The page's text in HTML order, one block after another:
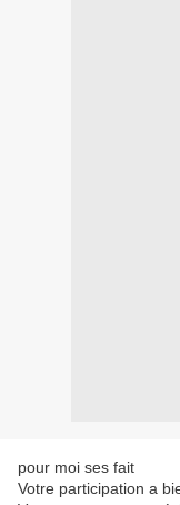
pour moi ses fait
Votre participation a